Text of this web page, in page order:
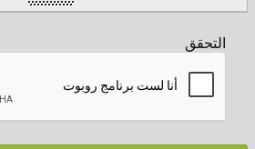
التحقق